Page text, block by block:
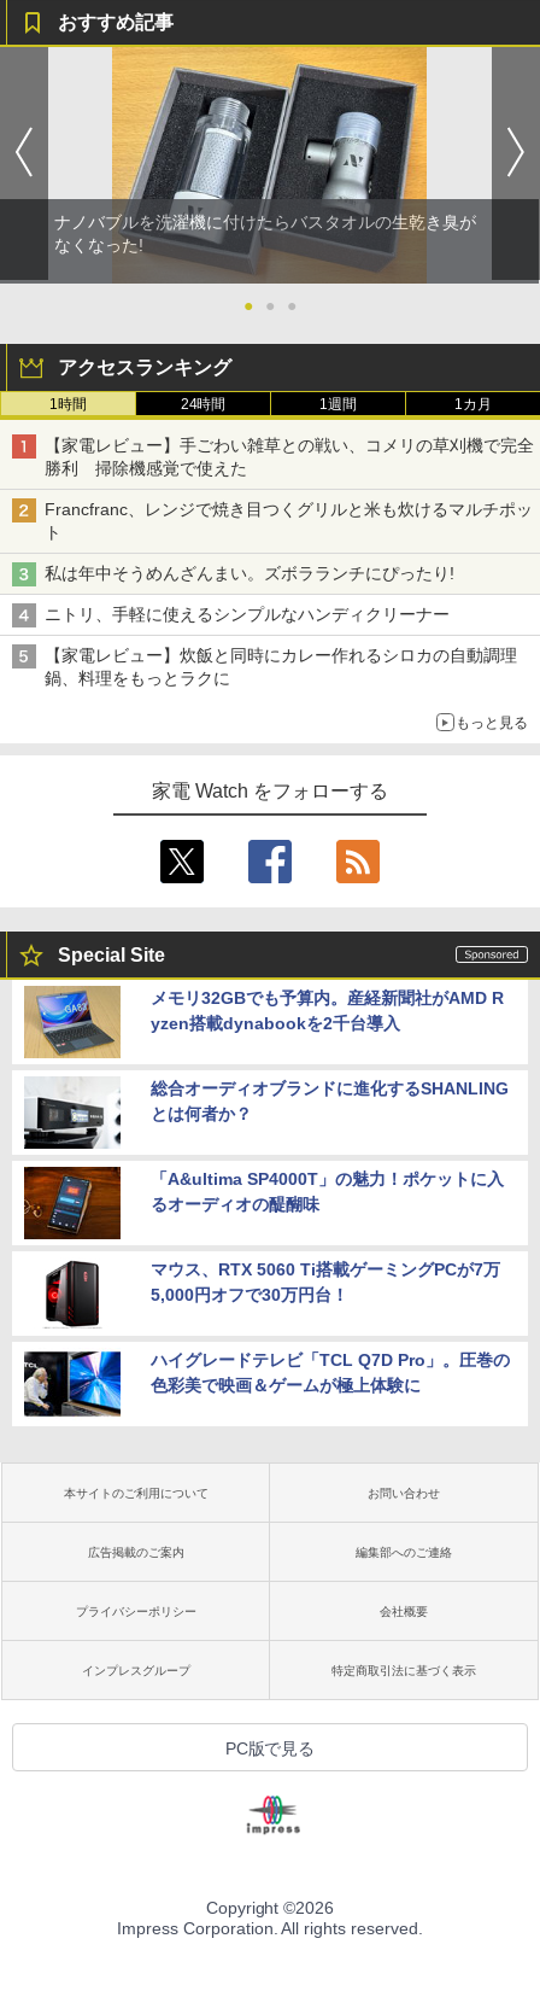
おすすめ記事
ナノバブルを洗濯機に付けたらバスタオルの生乾き臭が
なくなった!
● ● ●
アクセスランキング
1時間 24時間 1週間 1カ月
【家電レビュー】手ごわい雑草との戦い、コメリの草刈機で完全
勝利 掃除機感覚で使えた
Francfranc、レンジで焼き目つくグリルと米も炊けるマルチポッ
ト
私は年中そうめんざんまい。ズボラランチにぴったり!
ニトリ、手軽に使えるシンプルなハンディクリーナー
【家電レビュー】炊飯と同時にカレー作れるシロカの自動調理
鍋、料理をもっとラクに
もっと見る
家電 Watch をフォローする
Special Site
メモリ32GBでも予算内。産経新聞社がAMD R
yzen搭載dynabookを2千台導入
総合オーディオブランドに進化するSHANLING
とは何者か？
「A&ultima SP4000T」の魅力！ポケットに入
るオーディオの醍醐味
マウス、RTX 5060 Ti搭載ゲーミングPCが7万
5,000円オフで30万円台！
ハイグレードテレビ「TCL Q7D Pro」。圧巻の
色彩美で映画＆ゲームが極上体験に
本サイトのご利用について お問い合わせ
広告掲載のご案内 編集部へのご連絡
プライバシーポリシー 会社概要
インプレスグループ 特定商取引法に基づく表示
PC版で見る
Copyright ©2026
Impress Corporation. All rights reserved.